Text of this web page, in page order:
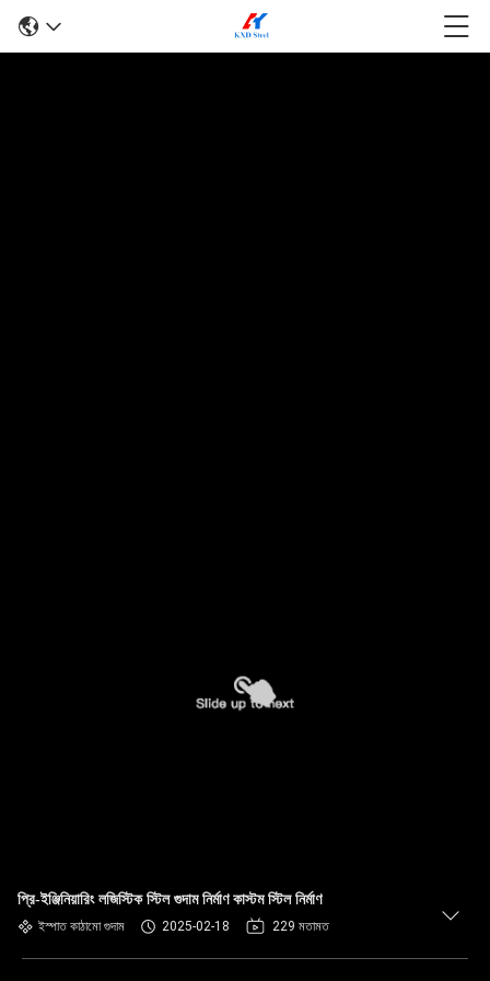
প্রি-ইঞ্জিনিয়ারিং লজিস্টিক স্টিল গুদাম নির্মাণ কাস্টম স্টিল নির্মাণ
ইস্পাত কাঠামো গুদাম 2025-02-18 229 মতামত